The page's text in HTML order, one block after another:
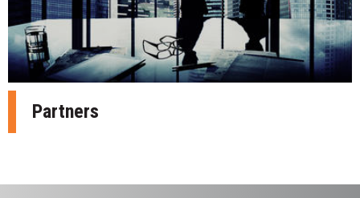
Partners